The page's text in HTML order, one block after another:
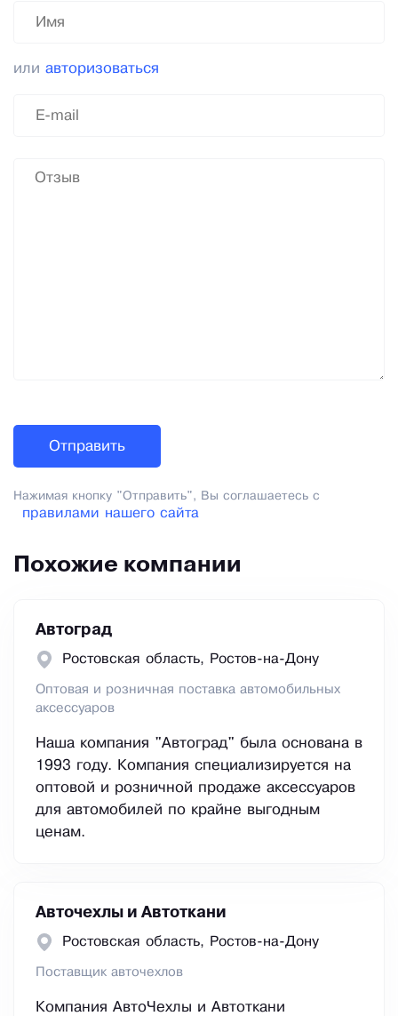
или авторизоваться
Нажимая кнопку "Отправить", Вы соглашаетесь с
правилами нашего сайта
Похожие компании
Автоград
Ростовская область, Ростов-на-Дону
Оптовая и розничная поставка автомобильных
аксессуаров
Наша компания "Автоград" была основана в
1993 году. Компания специализируется на
оптовой и розничной продаже аксессуаров
для автомобилей по крайне выгодным
ценам.
Авточехлы и Автоткани
Ростовская область, Ростов-на-Дону
Поставщик авточехлов
Компания АвтоЧехлы и Автоткани